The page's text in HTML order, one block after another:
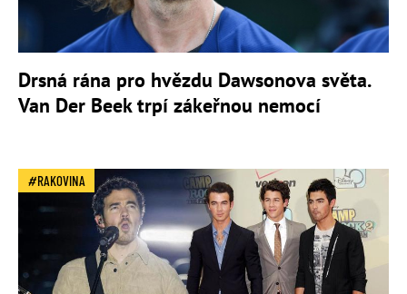
Drsná rána pro hvězdu Dawsonova světa.
Van Der Beek trpí zákeřnou nemocí
RAKOVINA